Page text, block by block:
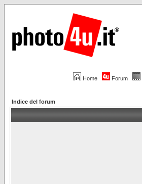
Home Forum
Indice del forum